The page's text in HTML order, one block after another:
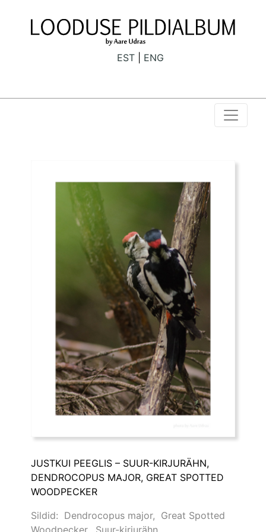
EST ENG
JUSTKUI PEEGLIS – SUUR-KIRJURÄHN,
DENDROCOPUS MAJOR, GREAT SPOTTED
WOODPECKER
Sildid: Dendrocopus major, Great Spotted
Woodpecker, Suur-kirjurähn